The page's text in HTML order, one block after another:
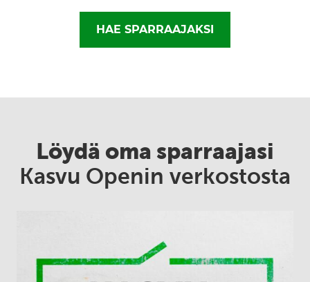
HAE SPARRAAJAKSI
Löydä oma sparraajasi
Kasvu Openin verkostosta